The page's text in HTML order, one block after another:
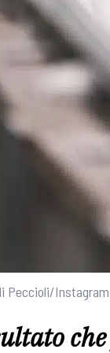
Peccioli/Instagram
che